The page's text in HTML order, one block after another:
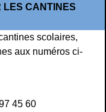
LES CANTINES
scolaires,
aux numéros ci-
45 60